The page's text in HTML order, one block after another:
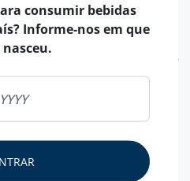
consumir bebidas
Informe-nos em que